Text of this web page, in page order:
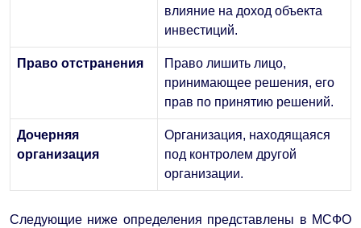
влияние на доход объекта
инвестиций.
Право отстранения
Право лишить лицо,
принимающее решения, его
прав по принятию решений.
Дочерняя
организация
Организация, находящаяся
под контролем другой
организации.
Следующие ниже определения представлены в МСФО